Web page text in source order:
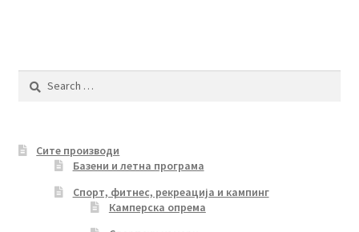
Search
Сите производи
Базени и летна програма
Спорт, фитнес, рекреација и кампинг
Камперска опрема